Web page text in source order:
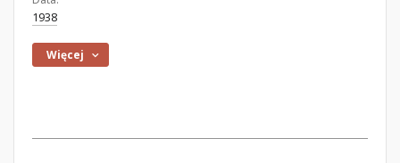
1938
Więcej